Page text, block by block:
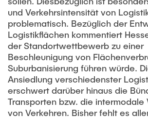
und Verkehrsintensität von
problematisch. Bezüglich der
Logistikflächen kommentiert
der Standortwettbewerb zu einer
Beschleunigung von
Suburbanisierung führen würde.
Ansiedlung verschiedenster
erschwert darüber hinaus die
Transporten bzw. die intermodale
von Verkehren. Bisher fehlt es